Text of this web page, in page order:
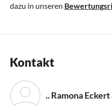
dazu in unseren
Kontakt
.. Ramona